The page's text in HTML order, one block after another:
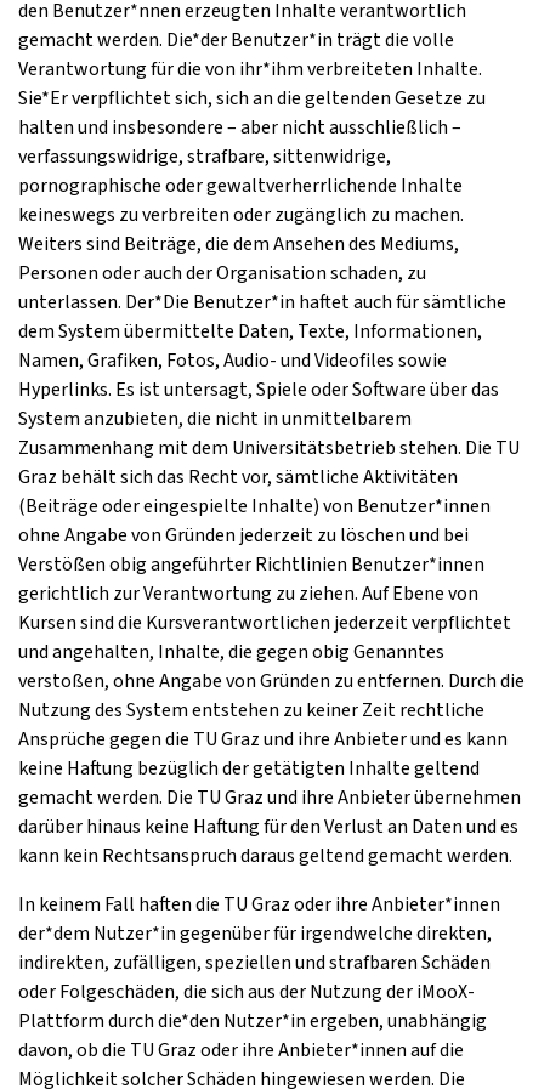
den Benutzer*nnen erzeugten Inhalte verantwortlich
gemacht werden. Die*der Benutzer*in trägt die volle
Verantwortung für die von ihr*ihm verbreiteten Inhalte.
Sie*Er verpflichtet sich, sich an die geltenden Gesetze zu
halten und insbesondere – aber nicht ausschließlich –
verfassungswidrige, strafbare, sittenwidrige,
pornographische oder gewaltverherrlichende Inhalte
keineswegs zu verbreiten oder zugänglich zu machen.
Weiters sind Beiträge, die dem Ansehen des Mediums,
Personen oder auch der Organisation schaden, zu
unterlassen. Der*Die Benutzer*in haftet auch für sämtliche
dem System übermittelte Daten, Texte, Informationen,
Namen, Grafiken, Fotos, Audio- und Videofiles sowie
Hyperlinks. Es ist untersagt, Spiele oder Software über das
System anzubieten, die nicht in unmittelbarem
Zusammenhang mit dem Universitätsbetrieb stehen. Die TU
Graz behält sich das Recht vor, sämtliche Aktivitäten
(Beiträge oder eingespielte Inhalte) von Benutzer*innen
ohne Angabe von Gründen jederzeit zu löschen und bei
Verstößen obig angeführter Richtlinien Benutzer*innen
gerichtlich zur Verantwortung zu ziehen. Auf Ebene von
Kursen sind die Kursverantwortlichen jederzeit verpflichtet
und angehalten, Inhalte, die gegen obig Genanntes
verstoßen, ohne Angabe von Gründen zu entfernen. Durch die
Nutzung des System entstehen zu keiner Zeit rechtliche
Ansprüche gegen die TU Graz und ihre Anbieter und es kann
keine Haftung bezüglich der getätigten Inhalte geltend
gemacht werden. Die TU Graz und ihre Anbieter übernehmen
darüber hinaus keine Haftung für den Verlust an Daten und es
kann kein Rechtsanspruch daraus geltend gemacht werden.
In keinem Fall haften die TU Graz oder ihre Anbieter*innen
der*dem Nutzer*in gegenüber für irgendwelche direkten,
indirekten, zufälligen, speziellen und strafbaren Schäden
oder Folgeschäden, die sich aus der Nutzung der iMooX-
Plattform durch die*den Nutzer*in ergeben, unabhängig
davon, ob die TU Graz oder ihre Anbieter*innen auf die
Möglichkeit solcher Schäden hingewiesen werden. Die